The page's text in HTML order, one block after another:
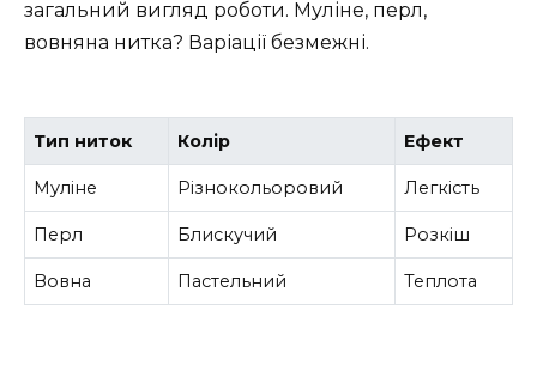
загальний вигляд роботи. Муліне, перл,
вовняна нитка? Варіації безмежні.
Тип ниток Колір Ефект
Муліне Різнокольоровий Легкість
Перл Блискучий Розкіш
Вовна Пастельний Теплота